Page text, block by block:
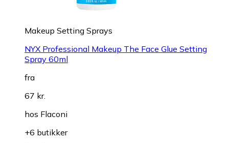
Makeup Setting Sprays
NYX Professional Makeup The Face Glue Setting
Spray 60ml
fra
67 kr.
hos Flaconi
+6 butikker